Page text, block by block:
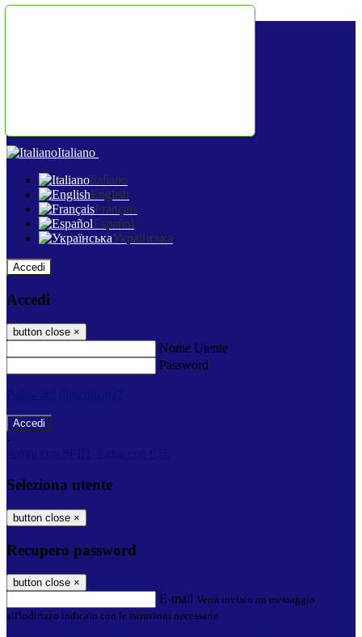
Italiano
Italiano
English
Français
Español
Українська
Accedi
Accedi
button close ×
Nome Utente
Password
-
Seleziona utente
button close ×
Recupero password
button close ×
E-mail Verrà inviato un messaggio
all'indirizzo indicato con le istruzioni necessarie.